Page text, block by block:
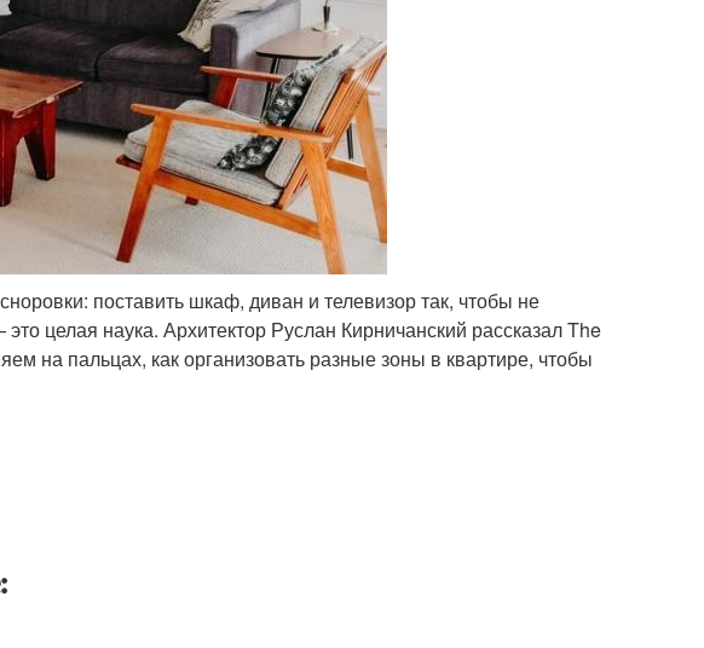
поставить шкаф, диван и телевизор так, чтобы не
целая наука. Архитектор Руслан Кирничанский рассказал The
на пальцах, как организовать разные зоны в квартире, чтобы